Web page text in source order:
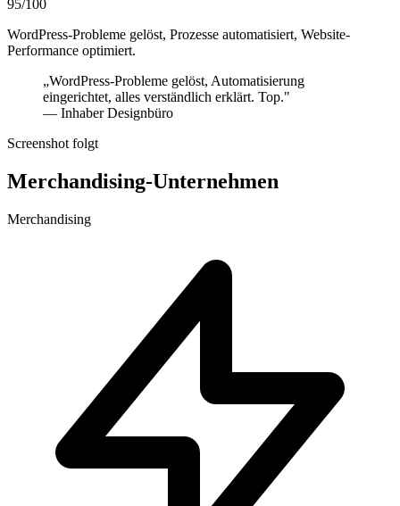
95/100
WordPress-Probleme gelöst, Prozesse automatisiert, Website-
Performance optimiert.
„WordPress-Probleme gelöst, Automatisierung
eingerichtet, alles verständlich erklärt. Top."
— Inhaber Designbüro
Screenshot folgt
Merchandising-Unternehmen
Merchandising